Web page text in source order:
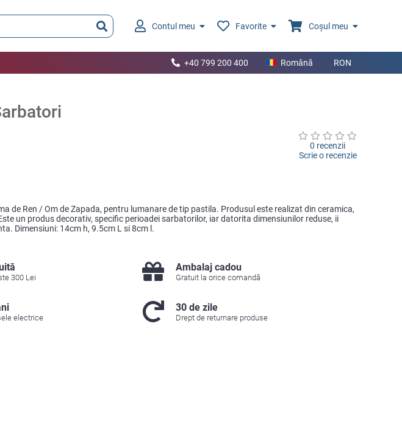
Contul meu Favorite Coșul meu
+40 799 200 400 Română RON
0 recenzii
Scrie o recenzie
de Ren / Om de Zapada, pentru lumanare de tip pastila. Produsul este realizat din ceramica,
un produs decorativ, specific perioadei sarbatorilor, iar datorita dimensiunilor reduse, ii
Dimensiuni: 14cm h, 9.5cm L si 8cm l.
300 Lei
Ambalaj cadou
Gratuit la orice comandă
electrice
30 de zile
Drept de returnare produse